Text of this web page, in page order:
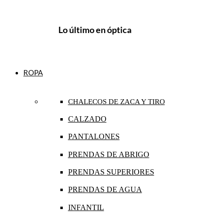
Lo último en óptica
ROPA
CHALECOS DE ZACA Y TIRO
CALZADO
PANTALONES
PRENDAS DE ABRIGO
PRENDAS SUPERIORES
PRENDAS DE AGUA
INFANTIL